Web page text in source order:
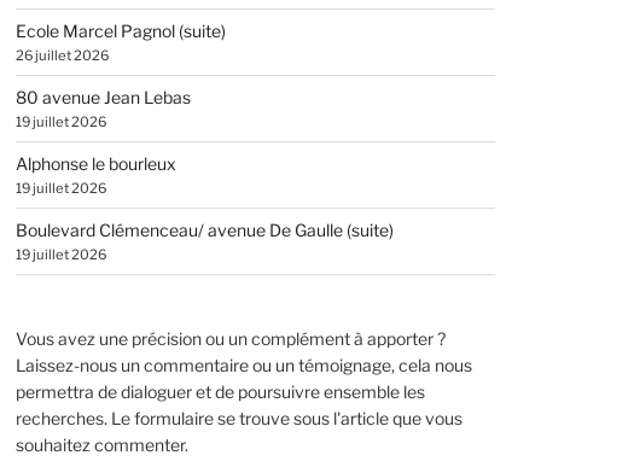
Ecole Marcel Pagnol (suite)
26 juillet 2026
80 avenue Jean Lebas
19 juillet 2026
Alphonse le bourleux
19 juillet 2026
Boulevard Clémenceau/ avenue De Gaulle (suite)
19 juillet 2026
Vous avez une précision ou un complément à apporter ?
Laissez-nous un commentaire ou un témoignage, cela nous
permettra de dialoguer et de poursuivre ensemble les
recherches. Le formulaire se trouve sous l'article que vous
souhaitez commenter.